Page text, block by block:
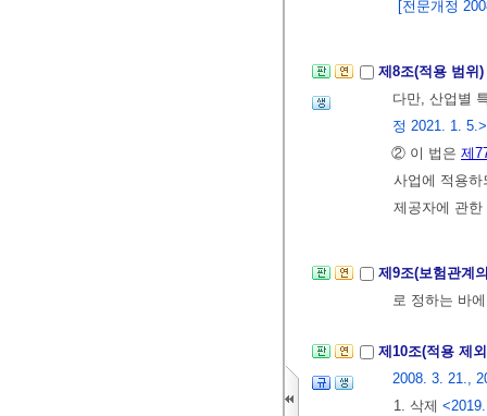
[전문개정
제8조(적용 범위)
다만, 산업별
정 2021. 1. 5.>
② 이 법은 제
사업에 적용
제공자에 관
제9조(보험관계
로 정하는 바
제10조(적용 제
2008. 3. 21.,
1. 삭제